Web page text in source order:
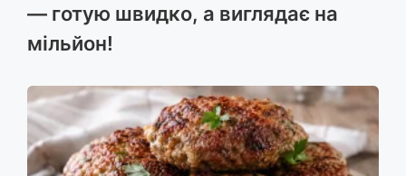
— готую швидко, а виглядає на
мільйон!